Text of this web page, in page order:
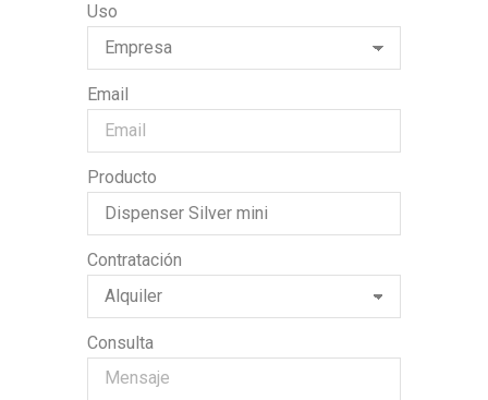
Uso
Email
Producto
Contratación
Consulta